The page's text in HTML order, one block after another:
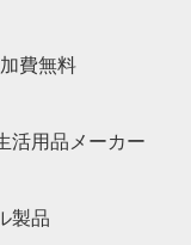
費無料
活用品メーカー
製品